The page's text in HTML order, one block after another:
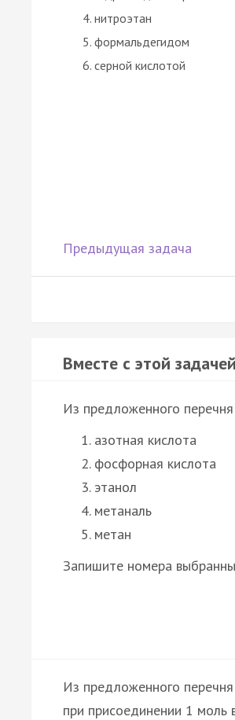
нитроэтан
формальдегидом
серной кислотой
Предыдущая задача
Вместе с этой
Из предложенного
азотная кислота
фосфорная кислота
этанол
метаналь
метан
Запишите номера
Из предложенного
при присоединении 1 моль